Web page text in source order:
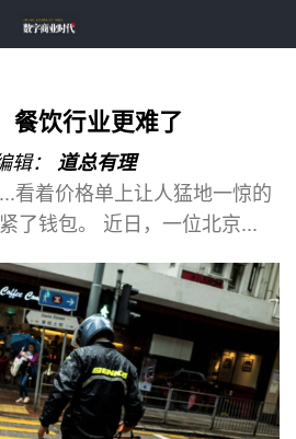
餐饮行业更难了
辑： 道总有理
看着价格单上让人猛地一惊的
了钱包。 近日，一位北京...